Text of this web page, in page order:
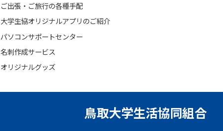
ご出張・ご旅行の各種手配
大学生協オリジナルアプリのご紹介
パソコンサポートセンター
名刺作成サービス
オリジナルグッズ
鳥取大学生活協同組合